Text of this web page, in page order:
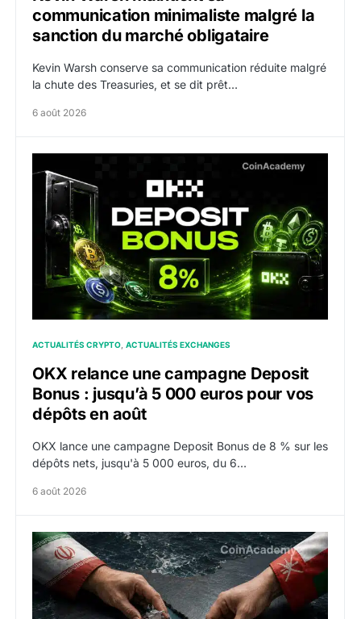
communication minimaliste malgré la
sanction du marché obligataire
Kevin Warsh conserve sa communication réduite malgré
la chute des Treasuries, et se dit prêt…
6 août 2026
OKX relance une campagne Deposit Bonus :
ACTUALITÉS CRYPTO ACTUALITÉS EXCHANGES
OKX relance une campagne Deposit
Bonus : jusqu’à 5 000 euros pour vos
dépôts en août
OKX lance une campagne Deposit Bonus de 8 % sur les
dépôts nets, jusqu'à 5 000 euros, du 6…
6 août 2026
Ormuz : l’Iran annonce un accord avec Oman sur